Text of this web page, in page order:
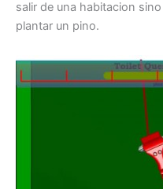
salir de una habitacion
plantar un pino.